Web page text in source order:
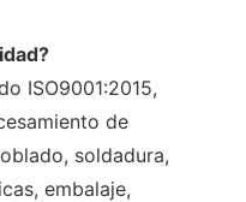
ISO9001:2015,
de
soldadura,
embalaje,